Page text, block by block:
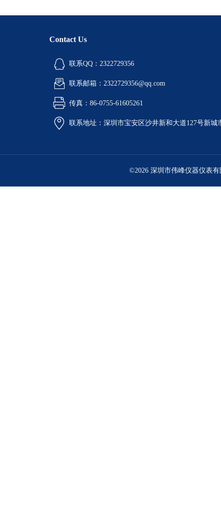
Contact Us
联系QQ：2322729356
联系邮箱：2322729356@qq.com
传真：86-0755-61605261
联系地址：深圳市宝安区沙井新和大道127号新城
©2026 深圳市伟峰仪器仪表